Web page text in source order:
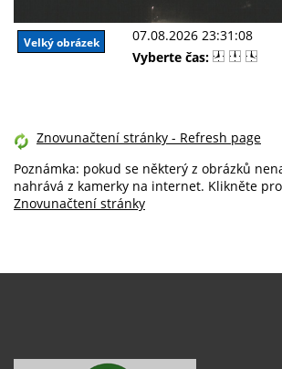
Velký obrázek
07.08.2026 23:31:08
Vyberte čas:
Znovunačtení stránky - Refresh page
Poznámka: pokud se některý z obrázků
nahrává z kamerky na internet. Klikněte
Znovunačtení stránky